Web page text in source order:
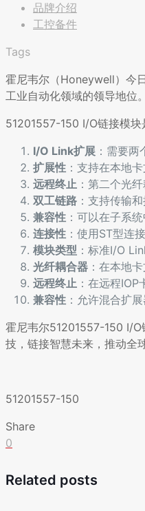
品牌介绍
工控备件
Tags
霍尼韦尔（Honeywell）今
工业自动化领域的领导地位。
51201557-150 I/O链接模块
I/O Link扩展 ：需要
扩展性 ：支持在本地
远程终止 ：第二个光
双工链路 ：支持传输
兼容性 ：可以在子系
连接性 ：使用ST型连
模块类型 ：标准I/O
光纤耦合器 ：在本地
远程终止 ：在远程IOP
兼容性 ：允许混合扩
霍尼韦尔51201557-150 I/O
技，链接智慧未来，推动全
51201557-150
Share
0
Related posts